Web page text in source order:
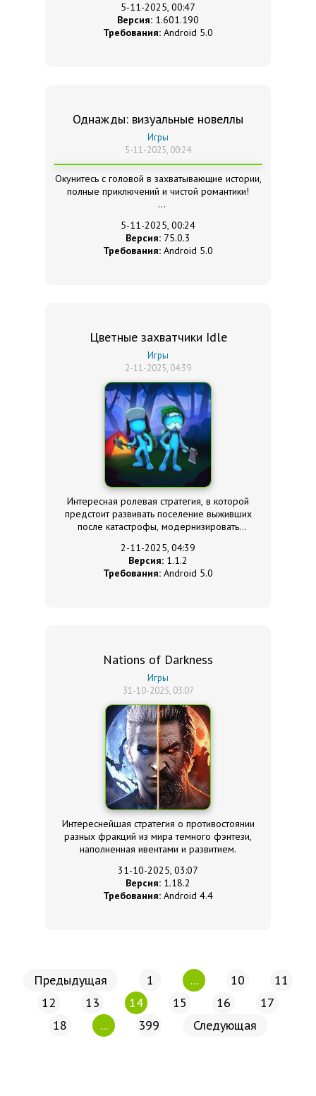
5-11-2025, 00:47
Версия: 1.601.190
Требования: Android 5.0
Однажды: визуальные новеллы
Игры
5-11-2025, 00:24
Окунитесь с головой в захватывающие истории,
полные приключений и чистой романтики!
5-11-2025, 00:24
Версия: 75.0.3
Требования: Android 5.0
Цветные захватчики Idle
Игры
2-11-2025, 04:39
Интересная ролевая стратегия, в которой
предстоит развивать поселение выживших
после катастрофы, модернизировать
2-11-2025, 04:39
Версия: 1.1.2
Требования: Android 5.0
Nations of Darkness
Игры
31-10-2025, 03:07
Интереснейшая стратегия о противостоянии
разных фракций из мира темного фэнтези,
наполненная ивентами и развитием.
31-10-2025, 03:07
Версия: 1.18.2
Требования: Android 4.4
Предыдущая 1 ... 10
11
12
13 14 15 16
17
18
... 399 Следующая